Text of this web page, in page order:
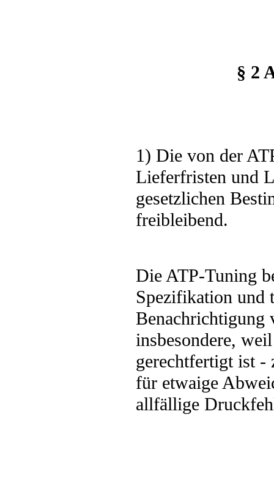
§ 2
1) Die von der
Lieferfristen und
gesetzlichen
freibleibend.
Die ATP-Tuning
Spezifikation und
Benachrichtigung
insbesondere,
gerechtfertigt ist -
für etwaige
allfällige